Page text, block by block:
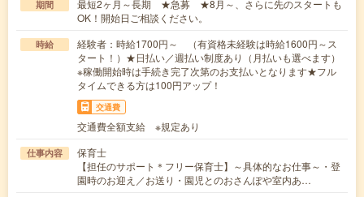
期間
最短2ヶ月～長期 ★急募 ★8月～、さらに先のスタートも
OK！開始日ご相談ください。
時給
経験者：時給1700円～ （有資格未経験は時給1600円～ス
タート！）★日払い／週払い制度あり（月払いも選べます）
※稼働開始時は手続き完了次第のお支払いとなります★フル
タイムできる方は100円アップ！
交通費
交通費全額支給 ※規定あり
仕事内容
保育士
【担任のサポート＊フリー保育士】～具体的なお仕事～・登
園時のお迎え／お送り・園児とのおさんぽや室内あ…